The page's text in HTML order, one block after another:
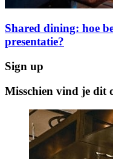
Shared dining: hoe
presentatie?
Sign up
Misschien vind je dit